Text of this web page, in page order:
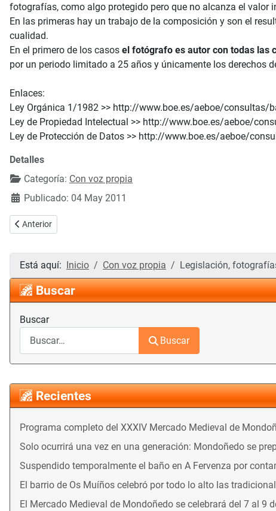
fotografías, como algo protegido pero que no alcanza el valor
En las primeras hay un trabajo de la composición y son el
cualidad.
En el primero de los casos el fotógrafo es autor con todas las
por un periodo limitado a 25 años y únicamente los derechos
Enlaces:
Ley Orgánica 1/1982 >> http://www.boe.es/aeboe/consultas/
Ley de Propiedad Intelectual >> http://www.boe.es/aeboe/
Ley de Protección de Datos >> http://www.boe.es/aeboe/
Detalles
Categoría: Con voz propia
Publicado: 04 May 2011
Artículo anterior: Euforia política
Anterior
Está aquí: Inicio Con voz propia Legislación,
Buscar
Buscar
Buscar
Recientes
Programa completo del XXXIV Mercado Medieval de
Solo ocurrirá una vez en una generación: Mondoñedo se
Suspendido temporalmente el baño en A Fervenza por
El barrio de Os Muíños celebró por todo lo alto las
El Mercado Medieval de Mondoñedo se celebrará del 7 al 9